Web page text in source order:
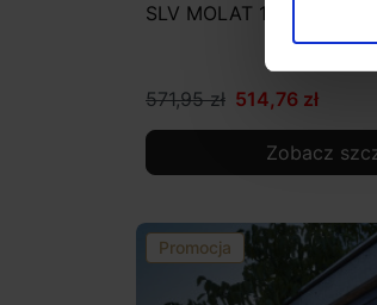
SLV MOLAT 1000820
571,95 zł 514,76 zł
Zobacz
Promocja